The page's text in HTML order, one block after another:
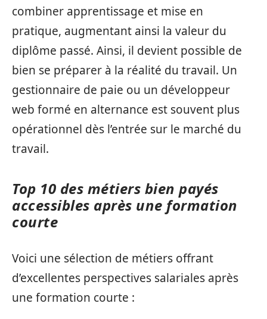
combiner apprentissage et mise en
pratique, augmentant ainsi la valeur du
diplôme passé. Ainsi, il devient possible de
bien se préparer à la réalité du travail. Un
gestionnaire de paie ou un développeur
web formé en alternance est souvent plus
opérationnel dès l’entrée sur le marché du
travail.
Top 10 des métiers bien payés
accessibles après une formation
courte
Voici une sélection de métiers offrant
d’excellentes perspectives salariales après
une formation courte :